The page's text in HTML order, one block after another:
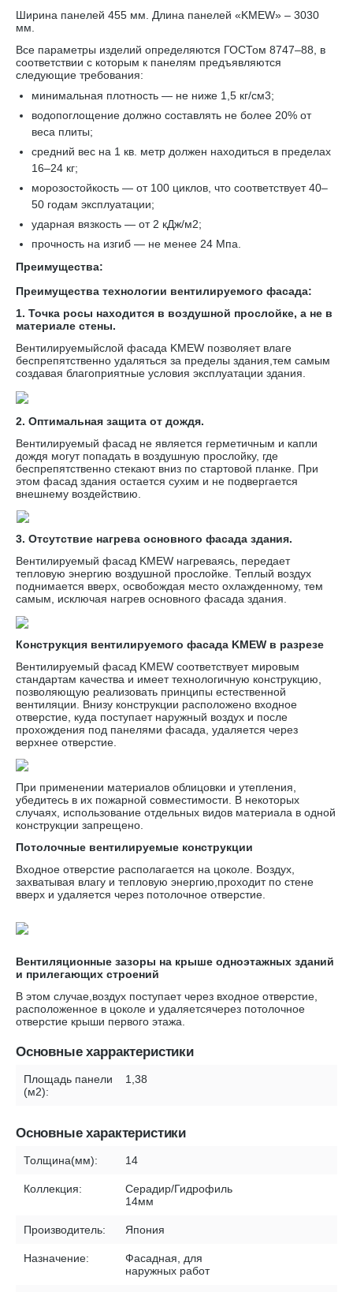
Ширина панелей 455 мм. Длина панелей «KMEW» – 3030
мм.
Все параметры изделий определяются ГОСТом 8747–88, в
соответствии с которым к панелям предъявляются
следующие требования:
минимальная плотность — не ниже 1,5 кг/см3;
водопоглощение должно составлять не более 20% от
веса плиты;
средний вес на 1 кв. метр должен находиться в пределах
16–24 кг;
морозостойкость — от 100 циклов, что соответствует 40–
50 годам эксплуатации;
ударная вязкость — от 2 кДж/м2;
прочность на изгиб — не менее 24 Мпа.
Преимущества:
Преимущества технологии вентилируемого фасада:
1. Точка росы находится в воздушной прослойке, а не в
материале стены.
Вентилируемыйслой фасада KMEW позволяет влаге
беспрепятственно удаляться за пределы здания,тем самым
создавая благоприятные условия эксплуатации здания.
2. Оптимальная защита от дождя.
Вентилируемый фасад не является герметичным и капли
дождя могут попадать в воздушную прослойку, где
беспрепятственно стекают вниз по стартовой планке. При
этом фасад здания остается сухим и не подвергается
внешнему воздействию.
3. Отсутствие нагрева основного фасада здания.
Вентилируемый фасад KMEW нагреваясь, передает
тепловую энергию воздушной прослойке. Теплый воздух
поднимается вверх, освобождая место охлажденному, тем
самым, исключая нагрев основного фасада здания.
Конструкция вентилируемого фасада KMEW в разрезе
Вентилируемый фасад KMEW соответствует мировым
стандартам качества и имеет технологичную конструкцию,
позволяющую реализовать принципы естественной
вентиляции. Внизу конструкции расположено входное
отверстие, куда поступает наружный воздух и после
прохождения под панелями фасада, удаляется через
верхнее отверстие.
При применении материалов облицовки и утепления,
убедитесь в их пожарной совместимости. В некоторых
случаях, использование отдельных видов материала в одной
конструкции запрещено.
Потолочные вентилируемые конструкции
Входное отверстие располагается на цоколе. Воздух,
захватывая влагу и тепловую энергию,проходит по стене
вверх и удаляется через потолочное отверстие.
Вентиляционные зазоры на крыше одноэтажных зданий
и прилегающих строений
В этом случае,воздух поступает через входное отверстие,
расположенное в цоколе и удаляетсячерез потолочное
отверстие крыши первого этажа.
Основные харрактеристики
Площадь панели
(м2):
1,38
Основные характеристики
Толщина(мм): 14
Коллекция:
Серадир/Гидрофиль
14мм
Производитель: Япония
Назначение:
Фасадная, для
наружных работ